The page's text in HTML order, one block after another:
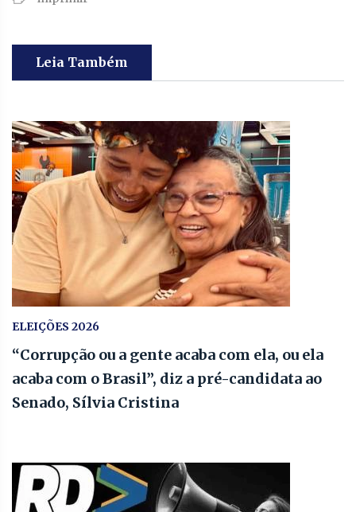
Leia Também
ELEIÇÕES 2026
“Corrupção ou a gente acaba com ela, ou ela
acaba com o Brasil”, diz a pré-candidata ao
Senado, Sílvia Cristina